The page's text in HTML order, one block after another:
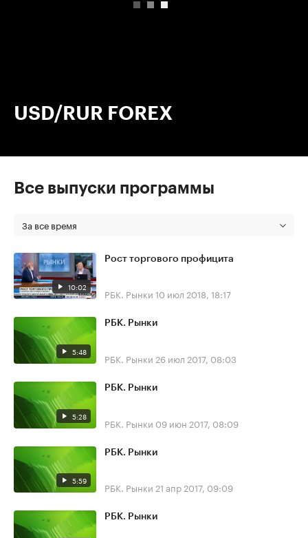
USD/RUR FOREX
Все выпуски программы
За все время
10:02
Рост торгового профицита
РБК. Рынки 10 июл 2018, 18:17
5:48
РБК. Рынки
РБК. Рынки 26 июл 2017, 08:03
5:28
РБК. Рынки
РБК. Рынки 09 июн 2017, 08:09
5:59
РБК. Рынки
РБК. Рынки 21 апр 2017, 09:09
РБК. Рынки